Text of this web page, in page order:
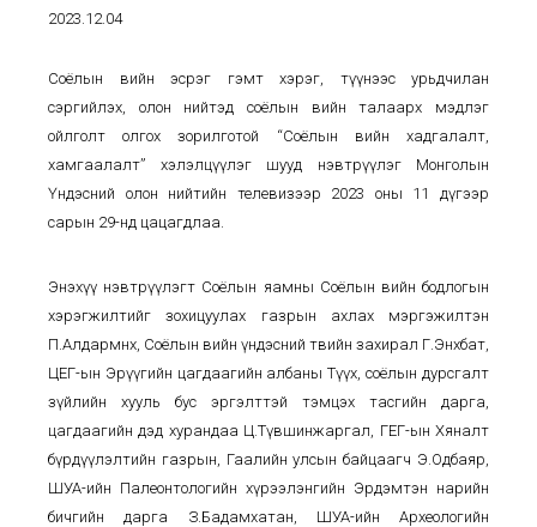
2023.12.04
Соёлын өвийн эсрэг гэмт хэрэг, түүнээс урьдчилан
сэргийлэх, олон нийтэд соёлын өвийн талаарх мэдлэг
ойлголт олгох зорилготой “Соёлын өвийн хадгалалт,
хамгаалалт” хэлэлцүүлэг шууд нэвтрүүлэг Монголын
Үндэсний олон нийтийн телевизээр 2023 оны 11 дүгээр
сарын 29-нд цацагдлаа.
Энэхүү нэвтрүүлэгт Соёлын яамны Соёлын өвийн бодлогын
хэрэгжилтийг зохицуулах газрын ахлах мэргэжилтэн
П.Алдармөнх, Соёлын өвийн үндэсний төвийн захирал Г.Энхбат,
ЦЕГ-ын Эрүүгийн цагдаагийн албаны Түүх, соёлын дурсгалт
зүйлийн хууль бус эргэлттэй тэмцэх тасгийн дарга,
цагдаагийн дэд хурандаа Ц.Түвшинжаргал, ГЕГ-ын Хяналт
бүрдүүлэлтийн газрын, Гаалийн улсын байцаагч Э.Одбаяр,
ШУА-ийн Палеонтологийн хүрээлэнгийн Эрдэмтэн нарийн
бичгийн дарга З.Бадамхатан, ШУА-ийн Археологийн